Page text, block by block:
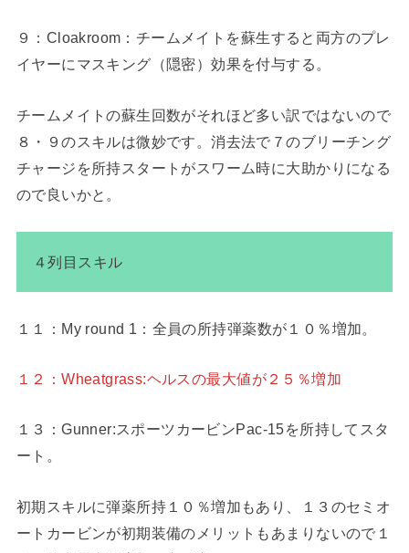
９：Cloakroom：チームメイトを蘇生すると両方のプレ
イヤーにマスキング（隠密）効果を付与する。
チームメイトの蘇生回数がそれほど多い訳ではないので
８・９のスキルは微妙です。消去法で７のブリーチング
チャージを所持スタートがスワーム時に大助かりになる
ので良いかと。
４列目スキル
１１：My round 1：全員の所持弾薬数が１０％増加。
１２：Wheatgrass:ヘルスの最大値が２５％増加
１３：Gunner:スポーツカービンPac-15を所持してスタ
ート。
初期スキルに弾薬所持１０％増加もあり、１３のセミオ
ートカービンが初期装備のメリットもあまりないので１